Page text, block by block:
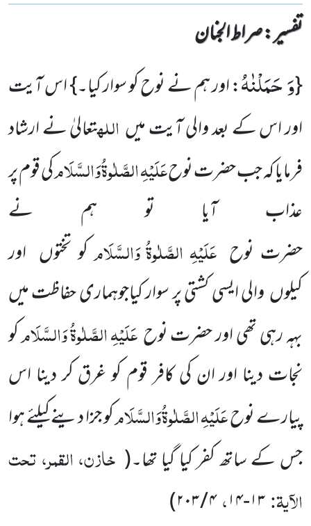
تفسیر : ‎صراط الجنان
{وَ حَمَلْنٰهُ: اور ہم نے نوح کو سوار کیا۔}اس آیت
اور اس کے بعد والی آیت میں اللہتعالیٰ نے ارشاد
فرمایا کہ جب حضرت نوحعَلَیْہِالصَّلٰوۃُوَالسَّلَامکی قوم پر
عذاب آیا تو ہم نے
حضرت نوح عَلَیْہِ الصَّلٰوۃُوَالسَّلَامکو تختوں اور
کیلوں والی ایسی کشتی پر سوار کیاجوہماری حفاظت میں
بہہ رہی تھی اور حضرت نوحعَلَیْہِالصَّلٰوۃُوَالسَّلَامکو
نجات دینا اور ان کی کافر قوم کوغرق کر دینا اس
پیارے نوحعَلَیْہِالصَّلٰوۃُوَالسَّلَامکو جزا دینے کیلئے ہوا
جس کے ساتھ کفر کیا گیا تھا۔( خازن، القمر، تحت
الآیۃ:۱۳-۱۴،۴/۲۰۳)